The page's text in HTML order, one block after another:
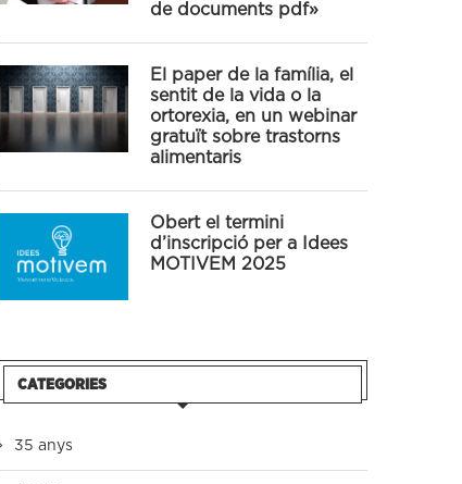
de documents pdf»
El paper de la família, el
sentit de la vida o la
ortorexia, en un webinar
gratuït sobre trastorns
alimentaris
Obert el termini
d’inscripció per a Idees
MOTIVEM 2025
CATEGORIES
35 anys